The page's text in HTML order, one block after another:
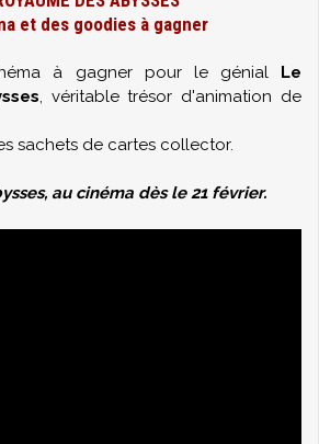
et des goodies à gagner
à gagner pour le génial Le
, véritable trésor d'animation de
sachets de cartes collector.
au cinéma dès le 21 février.